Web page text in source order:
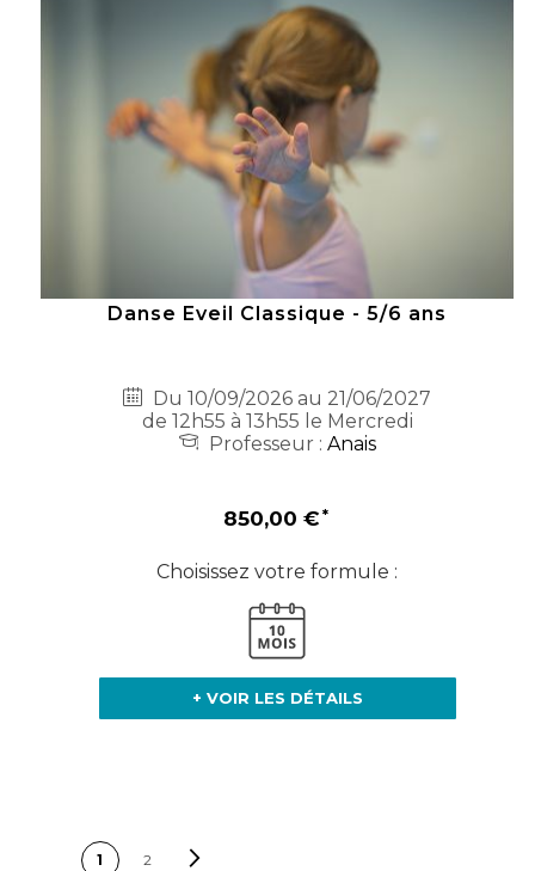
Danse Eveil Classique - 5/6 ans
Du 10/09/2026 au 21/06/2027
de 12h55 à 13h55 le Mercredi
Professeur : Anais
850,00 €
Choisissez votre formule :
+ VOIR LES DÉTAILS
Vous lisez
1 2